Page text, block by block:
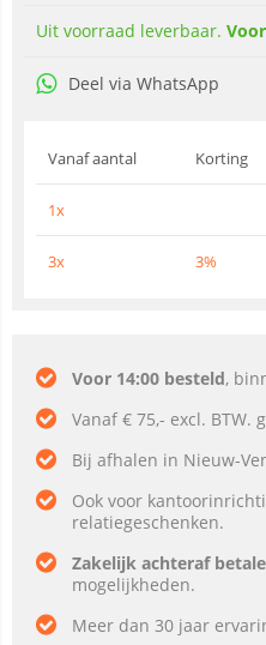
Uit voorraad leverbaar.
Deel via WhatsApp
Vanaf aantal Korting
1x
3x 3%
Voor 14:00 besteld,
Vanaf € 75,- excl. BTW.
Bij afhalen in Nieuw-
Ook voor
relatiegeschenken.
Zakelijk achteraf
mogelijkheden.
Meer dan 30 jaar